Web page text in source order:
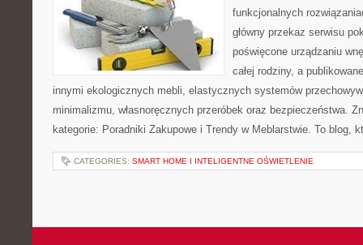
funkcjonalnych
główny przekaz serwisu
poświęcone urządzaniu
całej rodziny, a
innymi ekologicznych mebli, elastycznych systemów
minimalizmu, własnoręcznych przeróbek oraz bezpieczeństwa.
kategorie: Poradniki Zakupowe i Trendy w Meblarstwie. To blog,
CATEGORIES: SMART HOME I INTELIGENTNE OŚWIETLENIE